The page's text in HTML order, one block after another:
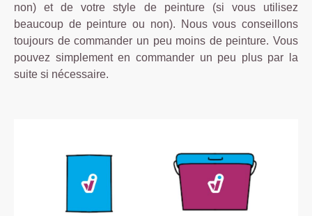
non) et de votre style de peinture (si vous utilisez
beaucoup de peinture ou non). Nous vous conseillons
toujours de commander un peu moins de peinture. Vous
pouvez simplement en commander un peu plus par la
suite si nécessaire.